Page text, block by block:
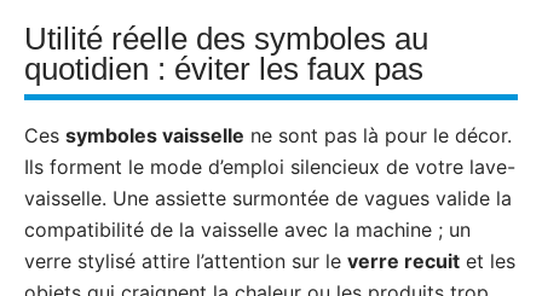
Utilité réelle des symboles au
quotidien : éviter les faux pas
Ces symboles vaisselle ne sont pas là pour le décor.
Ils forment le mode d’emploi silencieux de votre lave-
vaisselle. Une assiette surmontée de vagues valide la
compatibilité de la vaisselle avec la machine ; un
verre stylisé attire l’attention sur le verre recuit et les